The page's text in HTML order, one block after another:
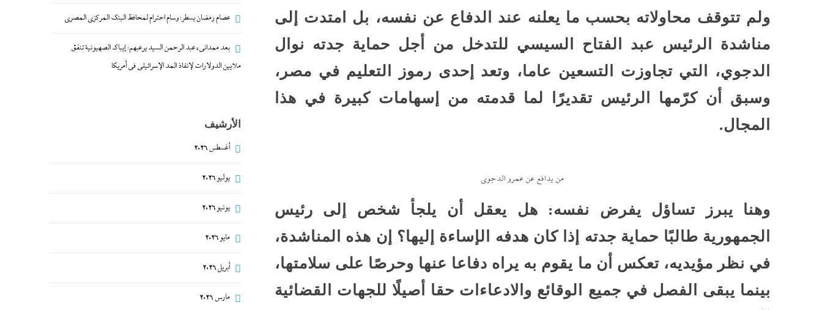
ولم تتوقف محاولاته بحسب ما يعلنه عند الدفاع عن نفسه، بل امتدت إلى
مناشدة الرئيس عبد الفتاح السيسي للتدخل من أجل حماية جدته نوال
الدجوي، التي تجاوزت التسعين عاما، وتعد إحدى رموز التعليم في مصر،
وسبق أن كرّمها الرئيس تقديرًا لما قدمته من إسهامات كبيرة في هذا
المجال.
من يدافع عن عمرو الدجوي
وهنا يبرز تساؤل يفرض نفسه: هل يعقل أن يلجأ شخص إلى رئيس
الجمهورية طالبًا حماية جدته إذا كان هدفه الإساءة إليها؟ إن هذه المناشدة،
في نظر مؤيديه، تعكس أن ما يقوم به يراه دفاعا عنها وحرصًا على سلامتها،
بينما يبقى الفصل في جميع الوقائع والادعاءات حقا أصيلًا للجهات القضائية
عصام رمضان يسطر: وسام احترام لمحافظ البنك المركزى المصري
بعد ممدانى، عبد الرحمن السيد يرعبهم: إيباك الصهيونية تنفق
ملايين الدولارات لإنقاذ المد الإسرائيلي في أمريكا
الأرشيف
أغسطس 2026
يوليو 2026
يونيو 2026
مايو 2026
أبريل 2026
مارس 2026